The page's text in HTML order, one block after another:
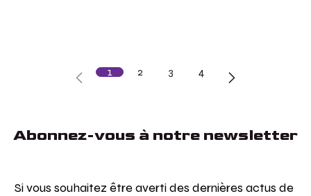
1 2 3 4
Abonnez-vous à notre newsletter
Si vous souhaitez être averti des dernières actus de